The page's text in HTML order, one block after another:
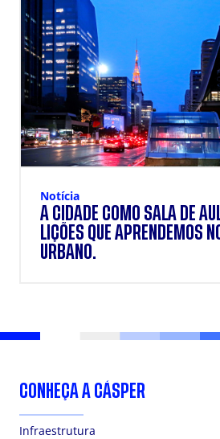
Notícia
A CIDADE COMO SALA DE
LIÇÕES QUE APRENDEMOS
URBANO.
CONHEÇA A CÁSPER
Infraestrutura